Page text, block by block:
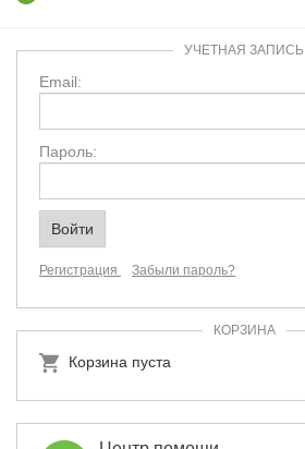
УЧЕТНАЯ ЗАПИСЬ
Email:
Пароль:
Регистрация Забыли пароль?
КОРЗИНА
Корзина пуста